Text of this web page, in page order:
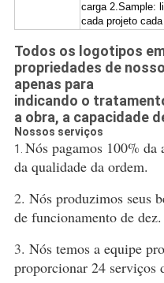
carga 2.Sample:
cada projeto cada
Todos os logotipos
propriedades de
apenas para
indicando o
a obra, a capacidade
Nossos serviços
1. Nós pagamos 100% da
da qualidade da ordem.
2. Nós produzimos seus
de funcionamento de dez.
3. Nós temos a equipe
proporcionar 24 serviços